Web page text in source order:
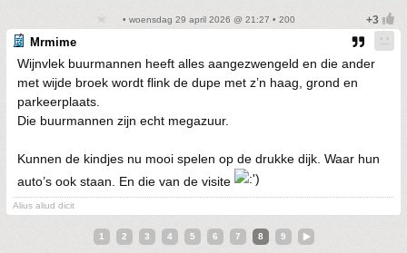
• woensdag 29 april 2026 @ 21:27 • 200
Mrmime
Wijnvlek buurmannen heeft alles aangezwengeld en die ander
met wijde broek wordt flink de dupe met z’n haag, grond en
parkeerplaats.
Die buurmannen zijn echt megazuur.
Kunnen de kindjes nu mooi spelen op de drukke dijk. Waar hun
auto’s ook staan. En die van de visite
Alius aliud dicit
1 2 3 4 5 6 7 8 9